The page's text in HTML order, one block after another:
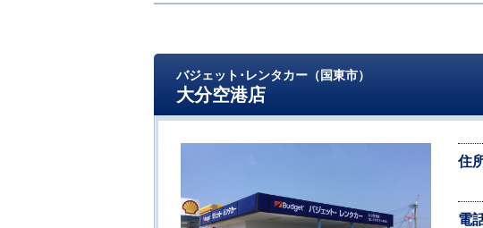
バジェット･レンタカー（国東市）
大分空港店
住
電